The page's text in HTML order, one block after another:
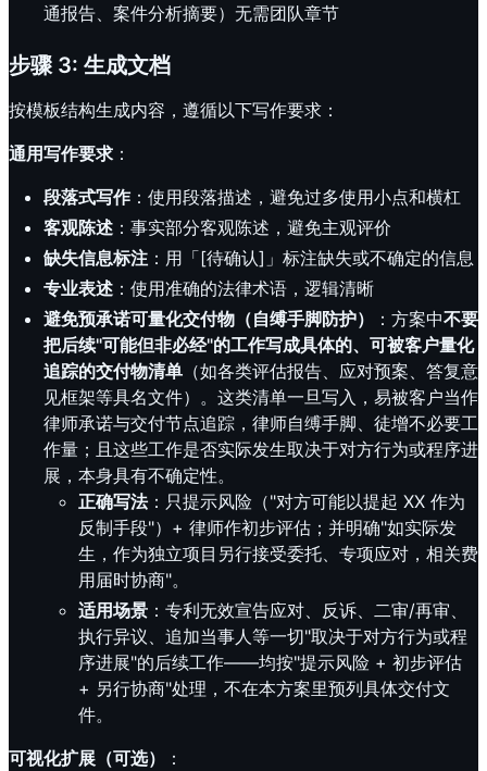
通报告、案件分析摘要）无需团队章节
步骤 3: 生成文档
按模板结构生成内容，遵循以下写作要求：
通用写作要求 ：
段落式写作：使用段落描述，避免过多使用小点和横杠
客观陈述 ：事实部分客观陈述，避免主观评价
缺失信息标注 ：用「[待确认]」标注缺失或不确定的信息
专业表述 ：使用准确的法律术语，逻辑清晰
避免预承诺可量化交付物（自缚手脚防护）
：方案中不要
把后续"可能但非必经"的工作写成具体的、可被客户量化
追踪的交付物清单 （如各类评估报告、应对预案、答复意
见框架等具名文件）。这类清单一旦写入，易被客户当作
律师承诺与交付节点追踪，律师自缚手脚、徒增不必要工
作量；且这些工作是否实际发生取决于对方行为或程序进
展，本身具有不确定性。
正确写法：只提示风险（"对方可能以提起 XX 作为
反制手段"）+ 律师作初步评估；并明确"如实际发
生，作为独立项目另行接受委托、专项应对，相关费
用届时协商"。
适用场景 ：专利无效宣告应对、反诉、二审/再审、
执行异议、追加当事人等一切"取决于对方行为或程
序进展"的后续工作——均按"提示风险 + 初步评估
+ 另行协商"处理，不在本方案里预列具体交付文
件。
可视化扩展（可选）
：